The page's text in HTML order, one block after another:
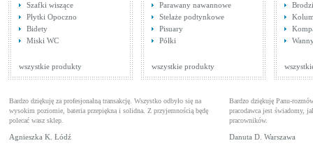
Szafki wiszące
Płytki Opoczno
Bidety
Miski WC
wszystkie produkty
Parawany nawannowe
Stelaże podtynkowe
Pisuary
Półki
wszystkie produkty
Bardzo dziękuję za profesjonalną transakcję. Wszystko odbyło się na
wysokim poziomie, bateria przepiękna i solidna. Z przyjemnością będę
polecać wasz sklep.
Agnieszka K. Łódź
Bardzo dziękuję Panu-
pracodawca jest świadomy,
pracowników.
Danuta D. Warszawa